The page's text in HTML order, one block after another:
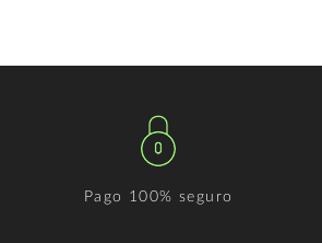
Pago 100% seguro